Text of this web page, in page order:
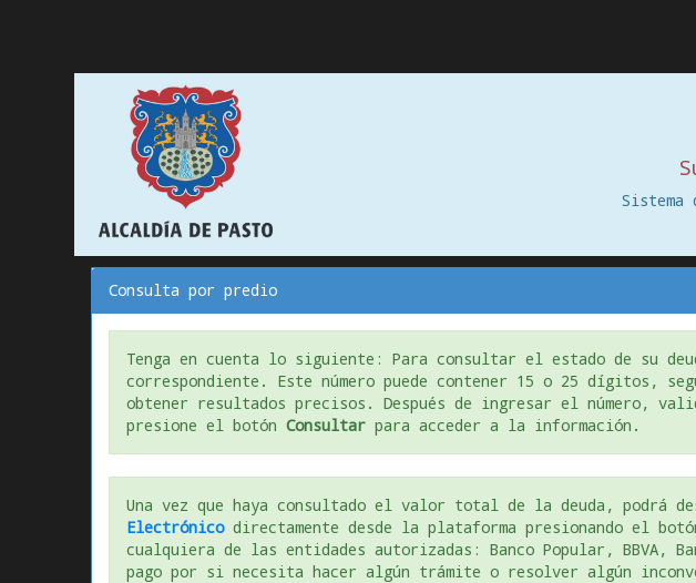
Consulta por predio
Tenga en cuenta lo siguiente: Para consultar el estado de su
correspondiente. Este número puede contener 15 o 25 dígitos,
obtener resultados precisos. Después de ingresar el número,
presione el botónConsultar para acceder a la información.
Una vez que haya consultado el valor total de la deuda,
Electrónicodirectamente desde la plataforma presionando el
cualquiera de las entidades autorizadas: Banco Popular, BBVA,
pago por si necesita hacer algún trámite o resolver algún